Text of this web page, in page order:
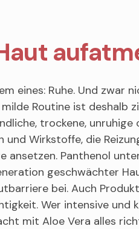
eines: Ruhe. Und zwar
Routine ist deshalb
trockene,
Wirkstoffe, die
ansetzen. Panthenol
geschwächter
bei. Auch
Wer intensive und
mit Aloe Vera alles